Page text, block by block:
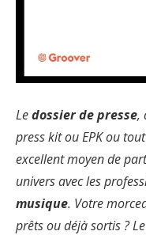
Ledossier de presse,
press kit ou EPK ou
excellent moyen de
univers avec les
musique. Votre
prêts ou déjà sortis ?